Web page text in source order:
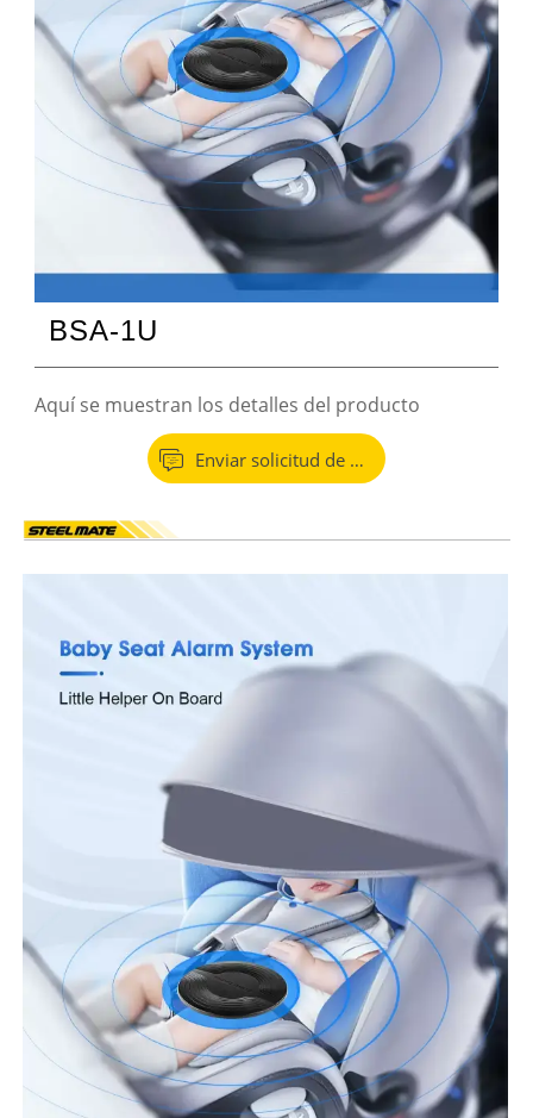
BSA-1U
Aquí se muestran los detalles del producto
 Enviar solicitud de pedido